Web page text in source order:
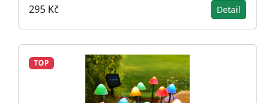
295 Kč Detail
TOP